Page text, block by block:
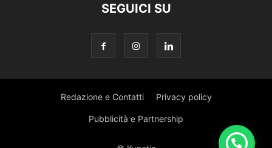
SEGUICI SU
Redazione e Contatti Privacy policy
Pubblicità e Partnership